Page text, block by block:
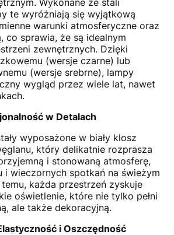
Wykonane ze stali
te wyróżniają się wyjątkową
warunki atmosferyczne oraz
co sprawia, że są idealnym
zewnętrznych. Dzięki
(wersje czarne) lub
(wersje srebrne), lampy
wygląd przez wiele lat, nawet
w Detalach
wyposażone w biały klosz
który delikatnie rozprasza
i stonowaną atmosferę,
i wieczornych spotkań na świeżym
każda przestrzeń zyskuje
oświetlenie, które nie tylko pełni
ale także dekoracyjną.
i Oszczędność